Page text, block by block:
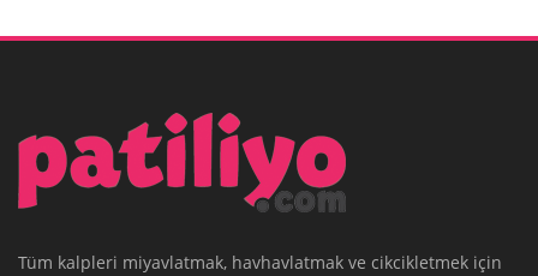
Tüm kalpleri miyavlatmak, havhavlatmak ve cikcikletmek için